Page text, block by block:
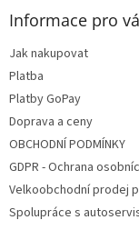
Informace pro
Jak nakupovat
Platba
Platby GoPay
Doprava a ceny
OBCHODNÍ PODMÍNKY
GDPR - Ochrana
Velkoobchodní prodej
Spolupráce s